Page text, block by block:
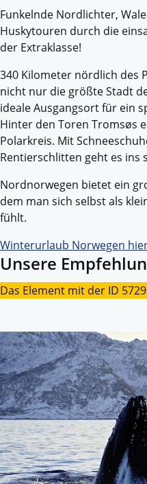
Funkelnde Nordlichter,
Huskytouren durch die
der Extraklasse!
340 Kilometer nördlich des
nicht nur die größte Stadt
ideale Ausgangsort für ein
Hinter den Toren Tromsøs
Polarkreis. Mit
Rentierschlitten geht es ins
Nordnorwegen bietet ein
dem man sich selbst als
fühlt.
Winterurlaub Norwegen
Unsere
Das Element mit der ID